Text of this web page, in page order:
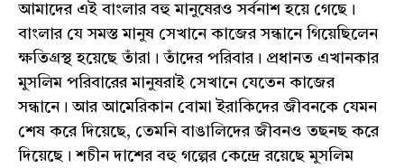
আমাদের এই বাংলার বহু মানুষেরও সর্বনাশ হয়ে গেছে।
বাংলার যে সমস্ত মানুষ সেখানে কাজের সন্ধানে গিয়েছিলেন
ক্ষতিগ্রস্থ হয়েছে তাঁরা। তাঁদের পরিবার। প্রধানত এখানকার
মুসলিম পরিবারের মানুষরাই সেখানে যেতেন কাজের
সন্ধানে। আর আমেরিকান বোমা ইরাকিদের জীবনকে যেমন
শেষ করে দিয়েছে, তেমনি বাঙালিদের জীবনও তছনছ করে
দিয়েছে। শচীন দাশের বহু গল্পের কেন্দ্রে রয়েছে মুসলিম